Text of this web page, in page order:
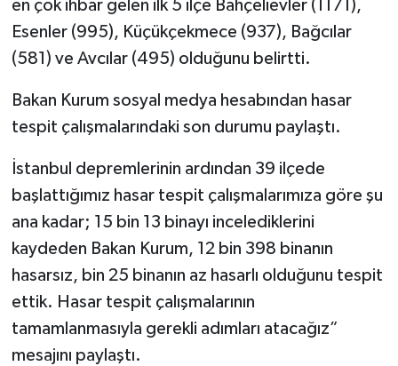
en çok ihbar gelen ilk 5 ilçe Bahçelievler (1171),
Esenler (995), Küçükçekmece (937), Bağcılar
(581) ve Avcılar (495) olduğunu belirtti.
Bakan Kurum sosyal medya hesabından hasar
tespit çalışmalarındaki son durumu paylaştı.
İstanbul depremlerinin ardından 39 ilçede
başlattığımız hasar tespit çalışmalarımıza göre şu
ana kadar; 15 bin 13 binayı incelediklerini
kaydeden Bakan Kurum, 12 bin 398 binanın
hasarsız, bin 25 binanın az hasarlı olduğunu tespit
ettik. Hasar tespit çalışmalarının
tamamlanmasıyla gerekli adımları atacağız”
mesajını paylaştı.